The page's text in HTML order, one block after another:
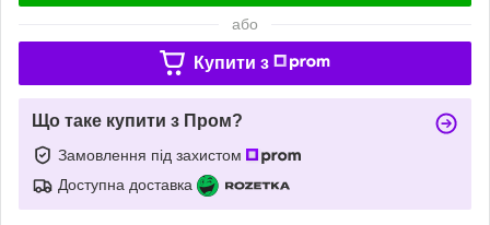
або
Купити з
Що таке купити з Пром?
Замовлення під захистом
Доступна доставка